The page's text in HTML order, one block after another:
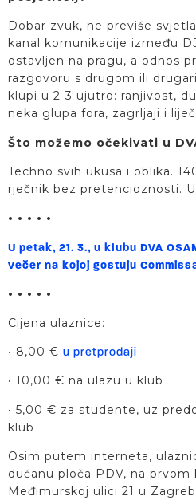
Dobar zvuk, ne previše
kanal komunikacije između
ostavljen na pragu, a odnos
razgovoru s drugom ili
klupi u 2-3 ujutro: ranjivost,
neka glupa fora, zagrljaji i
Što možemo očekivati u
Techno svih ukusa i oblika.
rječnik bez pretencioznosti.
• • • • •
U petak, 21. 3., u klubu DVA
večer na kojoj gostuju
• • • • •
Cijena ulaznice:
• 8,00 € u pretprodaji
• 10,00 € na ulazu u klub
• 5,00 € za studente, uz
klub
Osim putem interneta,
dućanu ploča PDV, na prvom
Međimurskoj ulici 21 u